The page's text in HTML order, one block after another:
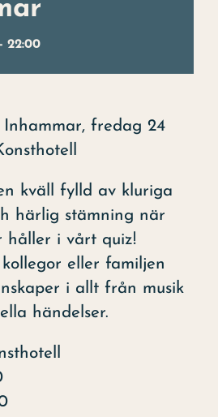
- 22:00
fredag 24
kväll fylld av kluriga
härlig stämning när
håller i vårt quiz!
eller familjen
i allt från musik
händelser.